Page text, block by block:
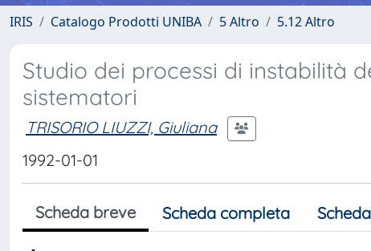
IRIS Catalogo Prodotti UNIBA 5 Altro 5.12 Altro
Studio dei processi di instabilità
sistematori
TRISORIO LIUZZI, Giuliana
1992-01-01
Scheda breve Scheda completa